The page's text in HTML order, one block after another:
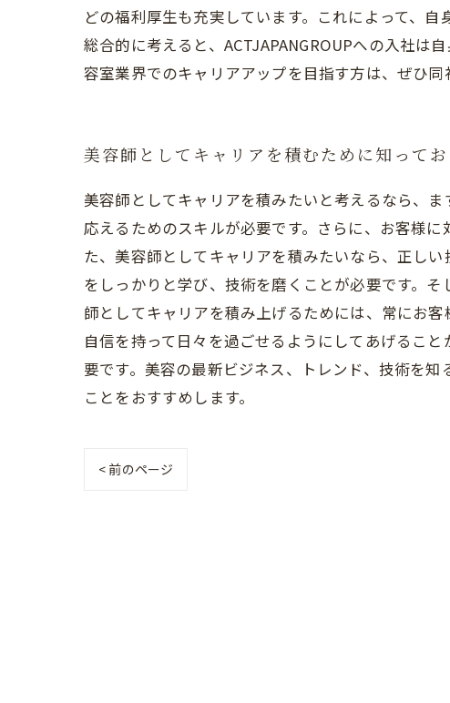
どの福利厚生も充実しています。これによって、
総合的に考えると、ACTJAPANGROUPへの入社は
容室業界でのキャリアアップを目指す方は、ぜひ同
美容師としてキャリアを積むために知って
美容師としてキャリアを積みたいと考えるなら、
応えるためのスキルが必要です。さらに、お客様
た、美容師としてキャリアを積みたいなら、正し
をしっかりと学び、技術を磨くことが必要です。
師としてキャリアを積み上げるためには、常にお
自信を持って日々を過ごせるようにしてあげるこ
要です。美容の最新ビジネス、トレンド、技術を
ことをおすすめします。
< 前のページ